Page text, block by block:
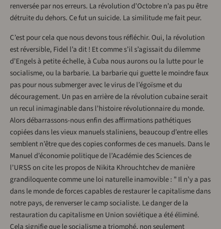
renversée par nos erreurs. La révolution d’Octobre n’a pas pu être
détruite du dehors. Ce fut un suicide. La similitude me fait peur.
C’est pour cela que nous devons tous réfléchir. Oui, la révolution
est réversible, Fidel l’a dit ! Et comme s’il s’agissait du dilemme
d’Engels à petite échelle, à Cuba nous aurons ou la lutte pour le
socialisme, ou la barbarie. La barbarie qui guette le moindre faux
pas pour nous submerger avec le virus de l’égoïsme et du
découragement. Un pas en arrière de la révolution cubaine serait
un recul inimaginable dans l’histoire révolutionnaire du monde.
Alors débarrassons-nous enfin des affirmations pathétiques
copiées dans les vieux manuels staliniens, beaucoup d’entre elles
semblent n’être que des copies conformes de ces manuels. Dans le
Manuel d’économie politique de l’Académie des Sciences de
l’URSS on cite les propos de Nikita Khrouchtchev de manière
grandiloquente comme une loi naturelle inamovible : " Il n’y a pas
dans le monde de forces capables de restaurer le capitalisme dans
notre pays, de renverser le camp socialiste. Le danger de la
restauration du capitalisme en Union soviétique a été éliminé.
Cela signifie que le socialisme a triomphé, non seulement